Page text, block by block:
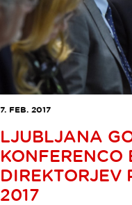
7. FEB. 2017
LJUBLJANA
KONFERENCO
DIREKTORJEV
2017